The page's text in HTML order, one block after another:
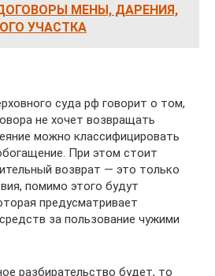
МЕНЫ, ДАРЕНИЯ,
УЧАСТКА
суда рф говорит о том,
не хочет возвращать
можно классифицировать
При этом стоит
возврат — это только
помимо этого будут
предусматривает
за пользование чужими
разбирательство будет, то